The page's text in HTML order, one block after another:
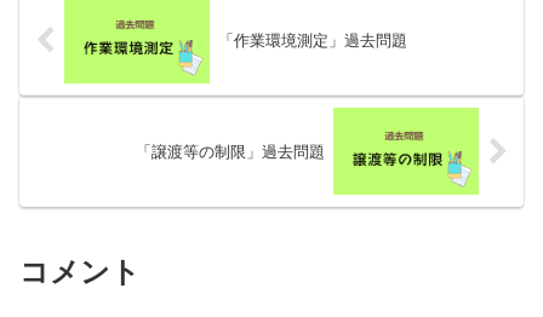
「作業環境測定」過去問題
「譲渡等の制限」過去問題
コメント